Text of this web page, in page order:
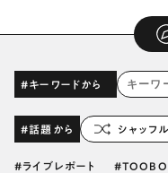
#キーワードから
#話題から シャッフル
ライブレポート